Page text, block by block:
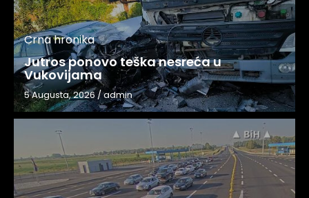
Crna hronika
Jutros ponovo teška nesreća u
Vukovijama
5 Augusta, 2026/admin